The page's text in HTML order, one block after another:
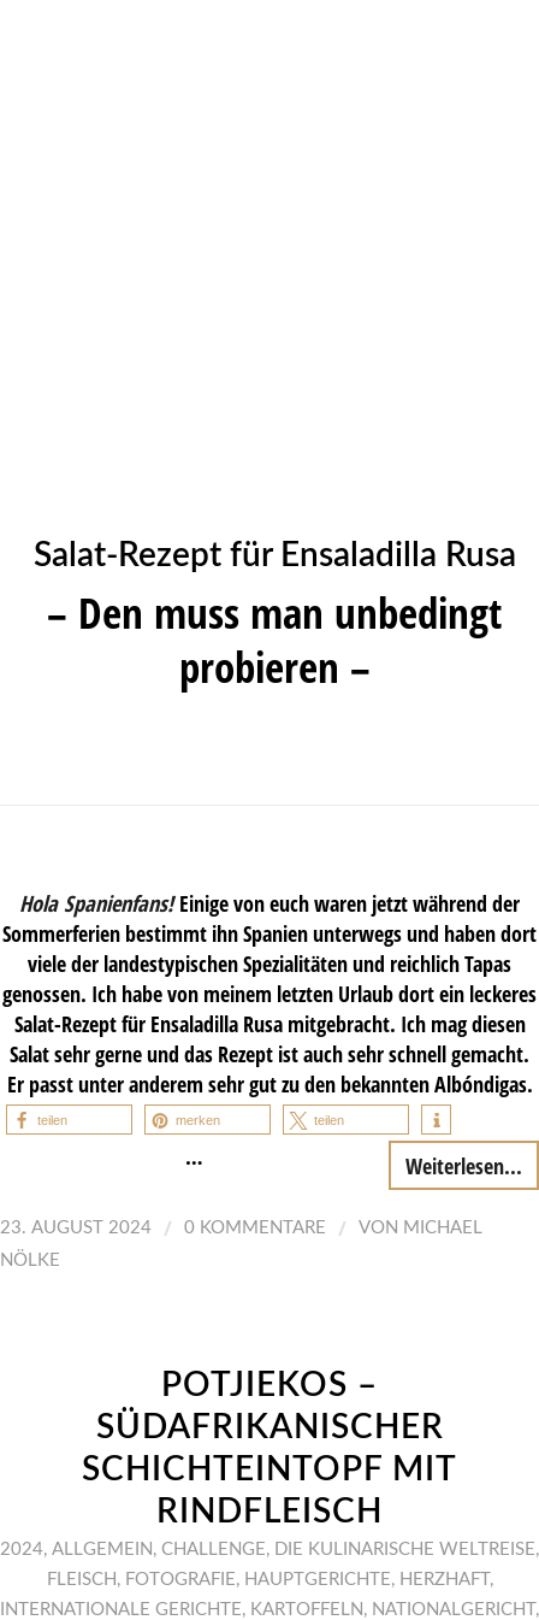
Salat-Rezept für Ensaladilla Rusa
– Den muss man unbedingt
probieren –
Hola Spanienfans!Einige von euch waren jetzt während der
Sommerferien bestimmt ihn Spanien unterwegs und haben dort
viele der landestypischen Spezialitäten und reichlich Tapas
genossen. Ich habe von meinem letzten Urlaub dort ein leckeres
Salat-Rezept für Ensaladilla Rusa mitgebracht. Ich mag diesen
Salat sehr gerne und das Rezept ist auch sehr schnell gemacht.
Er passt unter anderem sehr gut zu den bekannten Albóndigas.
teilen merken teilen
… Weiterlesen...
23. AUGUST 2024 / 0 KOMMENTARE / VON MICHAEL
NÖLKE
POTJIEKOS –
SÜDAFRIKANISCHER
SCHICHTEINTOPF MIT
RINDFLEISCH
2024, ALLGEMEIN , CHALLENGE, DIE KULINARISCHE WELTREISE,
FLEISCH , FOTOGRAFIE, HAUPTGERICHTE, HERZHAFT ,
INTERNATIONALE GERICHTE, KARTOFFELN , NATIONALGERICHT ,